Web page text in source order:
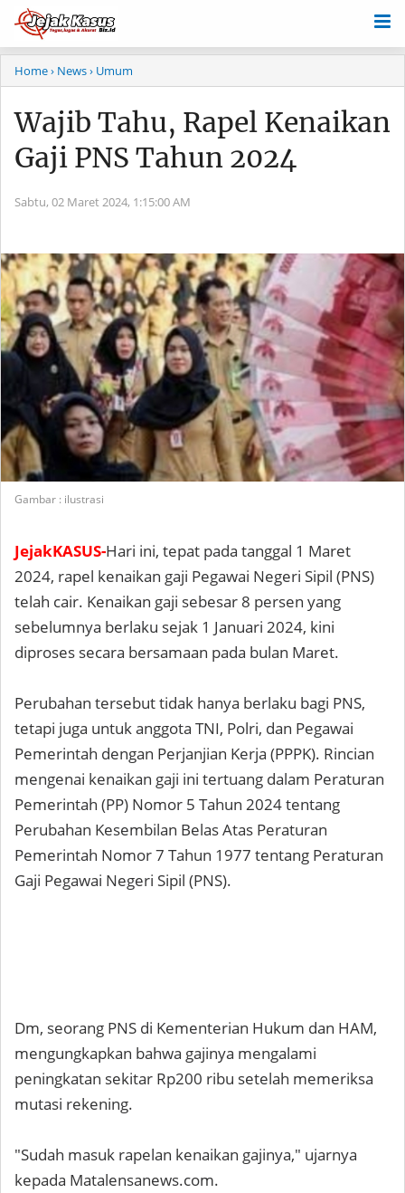
Home› News› Umum
Wajib Tahu, Rapel Kenaikan
Gaji PNS Tahun 2024
Sabtu, 02 Maret 2024, 1:15:00 AM
Gambar : ilustrasi
JejakKASUS-Hari ini, tepat pada tanggal 1 Maret
2024, rapel kenaikan gaji Pegawai Negeri Sipil (PNS)
telah cair. Kenaikan gaji sebesar 8 persen yang
sebelumnya berlaku sejak 1 Januari 2024, kini
diproses secara bersamaan pada bulan Maret.
Perubahan tersebut tidak hanya berlaku bagi PNS,
tetapi juga untuk anggota TNI, Polri, dan Pegawai
Pemerintah dengan Perjanjian Kerja (PPPK). Rincian
mengenai kenaikan gaji ini tertuang dalam Peraturan
Pemerintah (PP) Nomor 5 Tahun 2024 tentang
Perubahan Kesembilan Belas Atas Peraturan
Pemerintah Nomor 7 Tahun 1977 tentang Peraturan
Gaji Pegawai Negeri Sipil (PNS).
Dm, seorang PNS di Kementerian Hukum dan HAM,
mengungkapkan bahwa gajinya mengalami
peningkatan sekitar Rp200 ribu setelah memeriksa
mutasi rekening.
"Sudah masuk rapelan kenaikan gajinya," ujarnya
kepada Matalensanews.com.